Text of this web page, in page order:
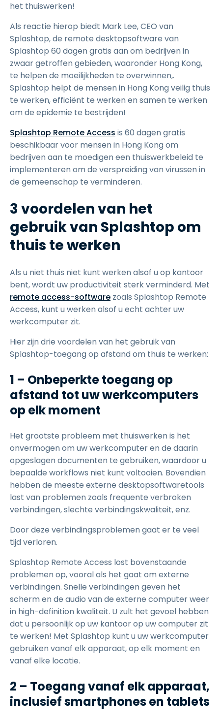
het thuiswerken!
Als reactie hierop biedt Mark Lee, CEO van
Splashtop, de remote desktopsoftware van
Splashtop 60 dagen gratis aan om bedrijven in
zwaar getroffen gebieden, waaronder Hong Kong,
te helpen de moeilijkheden te overwinnen,.
Splashtop helpt de mensen in Hong Kong veilig thuis
te werken, efficiënt te werken en samen te werken
om de epidemie te bestrijden!
Splashtop Remote Access is 60 dagen gratis
beschikbaar voor mensen in Hong Kong om
bedrijven aan te moedigen een thuiswerkbeleid te
implementeren om de verspreiding van virussen in
de gemeenschap te verminderen.
3 voordelen van het
gebruik van Splashtop om
thuis te werken
Als u niet thuis niet kunt werken alsof u op kantoor
bent, wordt uw productiviteit sterk verminderd. Met
remote access-software zoals Splashtop Remote
Access, kunt u werken alsof u echt achter uw
werkcomputer zit.
Hier zijn drie voordelen van het gebruik van
Splashtop-toegang op afstand om thuis te werken:
1 – Onbeperkte toegang op
afstand tot uw werkcomputers
op elk moment
Het grootste probleem met thuiswerken is het
onvermogen om uw werkcomputer en de daarin
opgeslagen documenten te gebruiken, waardoor u
bepaalde workflows niet kunt voltooien. Bovendien
hebben de meeste externe desktopsoftwaretools
last van problemen zoals frequente verbroken
verbindingen, slechte verbindingskwaliteit, enz.
Door deze verbindingsproblemen gaat er te veel
tijd verloren.
Splashtop Remote Access lost bovenstaande
problemen op, vooral als het gaat om externe
verbindingen. Snelle verbindingen geven het
scherm en de audio van de externe computer weer
in high-definition kwaliteit. U zult het gevoel hebben
dat u persoonlijk op uw kantoor op uw computer zit
te werken! Met Splashtop kunt u uw werkcomputer
gebruiken vanaf elk apparaat, op elk moment en
vanaf elke locatie.
2 – Toegang vanaf elk apparaat,
inclusief smartphones en tablets